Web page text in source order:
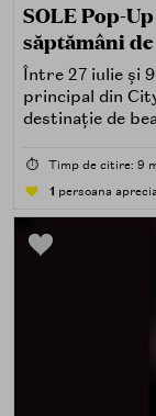
SOLE Pop-
săptămâni
Între 27 iulie și
principal din
destinație de
care îți place,
atingând,
⏱️ Timp de citire: 9
1 persoana